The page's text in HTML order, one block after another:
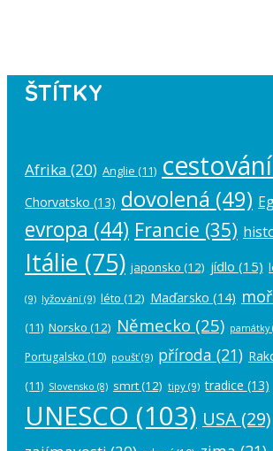
ŠTÍTKY
Afrika (20) Anglie (11) cestování
Chorvatsko (13) dovolená (49)
evropa (44) Francie (35)
Itálie (75) japonsko (12) jídlo (15)
(9) lyžování (9) léto (12) Maďarsko (14)
(11) Norsko (12) Německo (25) památky
Portugalsko (10) poušť(9) příroda (21)
(11) Slovensko (8) smrt(12) tipy (9) tradice (13)
UNESCO (103) USA (29)